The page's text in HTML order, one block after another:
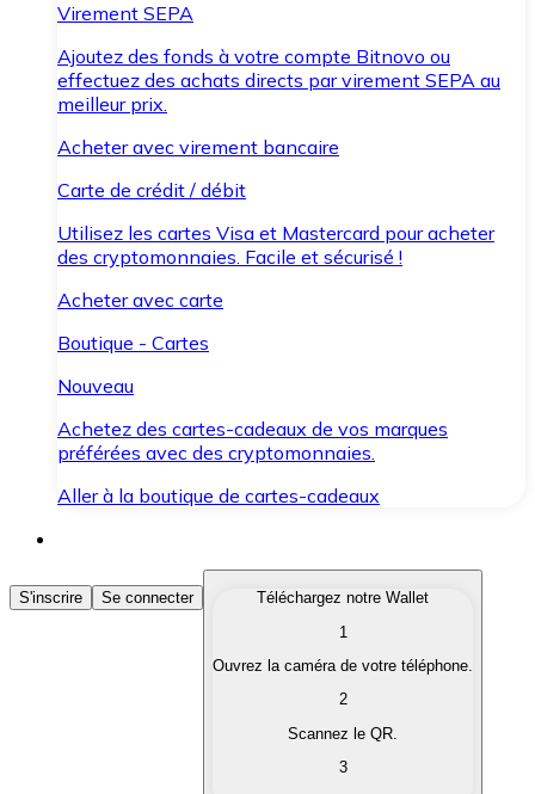
Virement SEPA
Ajoutez des fonds à votre compte Bitnovo ou
effectuez des achats directs par virement SEPA au
meilleur prix.
Acheter avec virement bancaire
Carte de crédit / débit
Utilisez les cartes Visa et Mastercard pour acheter
des cryptomonnaies. Facile et sécurisé !
Acheter avec carte
Boutique - Cartes
Nouveau
Achetez des cartes-cadeaux de vos marques
préférées avec des cryptomonnaies.
Aller à la boutique de cartes-cadeaux
Acheter des Cryptomonnaies
Achetez les cryptomonnaies qui vous intéressent
Convertissez vos cryptomonnaies en monnaie
S'inscrire Se connecter
Téléchargez notre Wallet
1
Ouvrez la caméra de votre téléphone.
2
Scannez le QR.
3